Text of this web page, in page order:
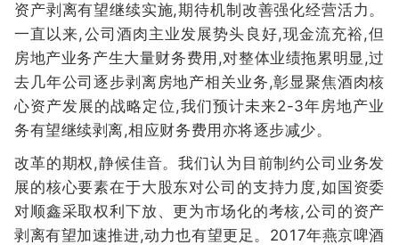
资产剥离有望继续实施,期待机制改善强化经营活力。
一直以来,公司酒肉主业发展势头良好,现金流充裕,但
房地产业务产生大量财务费用,对整体业绩拖累明显,过
去几年公司逐步剥离房地产相关业务,彰显聚焦酒肉核
心资产发展的战略定位,我们预计未来2-3年房地产业
务有望继续剥离,相应财务费用亦将逐步减少。
改革的期权,静候佳音。我们认为目前制约公司业务发
展的核心要素在于大股东对公司的支持力度,如国资委
对顺鑫采取权利下放、更为市场化的考核,公司的资产
剥离有望加速推进,动力也有望更足。2017年燕京啤酒